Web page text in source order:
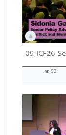
DEZA_HAF
01:18:01 duration
93